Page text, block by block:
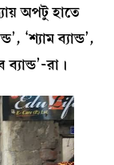
অপটু হাতে
‘শ্যাম ব্যান্ড’,
ব্যান্ড’-রা।